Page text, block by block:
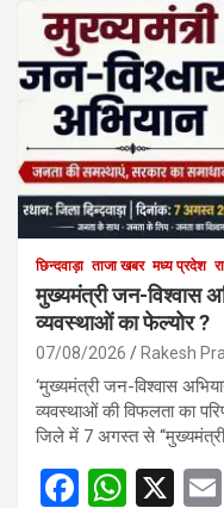
छिन्दवाड़ा ताजा खबर मध्य प्रदेश
मुख्यमंत्री जन-विश्वास
व्यवस्थाओं का फेल्योर ?
07/08/2026 Rakesh
‘मुख्यमंत्री जन-विश्वास
व्यवस्थाओं की विफलता का
जिले में 7 अगस्त से
F
W X